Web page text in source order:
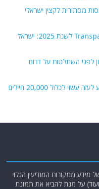
מסתורית לקצין ישראלי
מדד השחיתות של Transparency International לשנת 2025: ישראל
לפני השתלטות על דרום
לכלול 20,000 חיילים
ממקורות המודיעין הגלוי
ועוד) על מנת להביא את תמונת